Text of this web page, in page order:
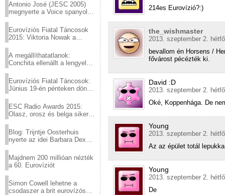
Antonio José (JESC 2005)
megnyerte a Voice spanyol
Eurovíziós Fiatal Táncosok
2015: Viktoria Nowak a
A megállíthatatlanok:
Conchita ellenállt a lengyel
Eurovíziós Fiatal Táncosok:
Június 19-én pénteken döntő
ESC Radio Awards 2015:
Olasz, orosz és belga siker,
Blog: Trijntje Oosterhuis
nyerte az idei Barbara Dex
Majdnem 200 millióan nézték
a 60. Eurovíziót
Simon Cowell lehetne a
csodaszer a brit eurovízós
214es Eurovízió?:)
the_wishmaster
2013. szeptember 2.
bevallom én Horsens /
fővárost pécézték ki.
David :D
2013. szeptember 2.
Oké, Koppenhága. De
Young
2013. szeptember 2.
Az az épület totál
Young
2013. szeptember 2.
De